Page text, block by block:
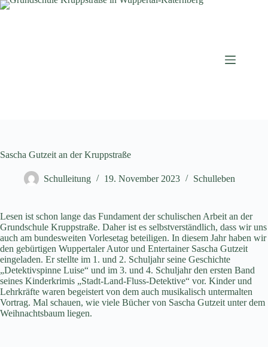
Zum
Sascha Gutzeit an der Kruppstraße
Schulleitung 19. November 2023 Schulleben
Lesen ist schon lange das Fundament der schulischen Arbeit an der
Grundschule Kruppstraße. Daher ist es selbstverständlich, dass wir uns
auch am bundesweiten Vorlesetag beteiligen. In diesem Jahr haben wir
den gebürtigen Wuppertaler Autor und Entertainer Sascha Gutzeit
eingeladen. Er stellte im 1. und 2. Schuljahr seine Geschichte
„Detektivspinne Luise“ und im 3. und 4. Schuljahr den ersten Band
seines Kinderkrimis „Stadt-Land-Fluss-Detektive“ vor. Kinder und
Lehrkräfte waren begeistert von dem auch musikalisch untermalten
Vortrag. Mal schauen, wie viele Bücher von Sascha Gutzeit unter dem
Weihnachtsbaum liegen.